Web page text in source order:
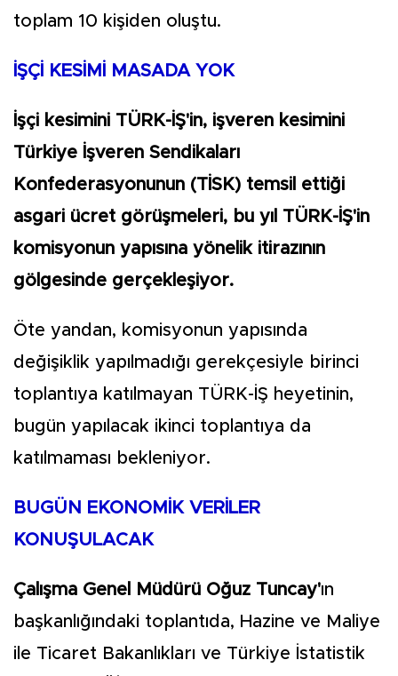
toplam 10 kişiden oluştu.
İŞÇİ KESİMİ MASADA YOK
İşçi kesimini TÜRK-İŞ'in, işveren kesimini
Türkiye İşveren Sendikaları
Konfederasyonunun (TİSK) temsil ettiği
asgari ücret görüşmeleri, bu yıl TÜRK-İŞ'in
komisyonun yapısına yönelik itirazının
gölgesinde gerçekleşiyor.
Öte yandan, komisyonun yapısında
değişiklik yapılmadığı gerekçesiyle birinci
toplantıya katılmayan TÜRK-İŞ heyetinin,
bugün yapılacak ikinci toplantıya da
katılmaması bekleniyor.
BUGÜN EKONOMİK VERİLER
KONUŞULACAK
Çalışma Genel Müdürü Oğuz Tuncay'ın
başkanlığındaki toplantıda, Hazine ve Maliye
ile Ticaret Bakanlıkları ve Türkiye İstatistik